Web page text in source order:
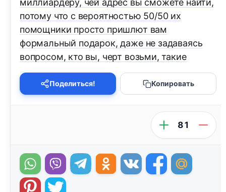
миллиардеру, чей адрес вы сможете найти,
потому что с вероятностью 50/50 их
помощники просто пришлют вам
формальный подарок, даже не задаваясь
вопросом, кто вы, черт возьми, такие
Поделиться! Копировать
81